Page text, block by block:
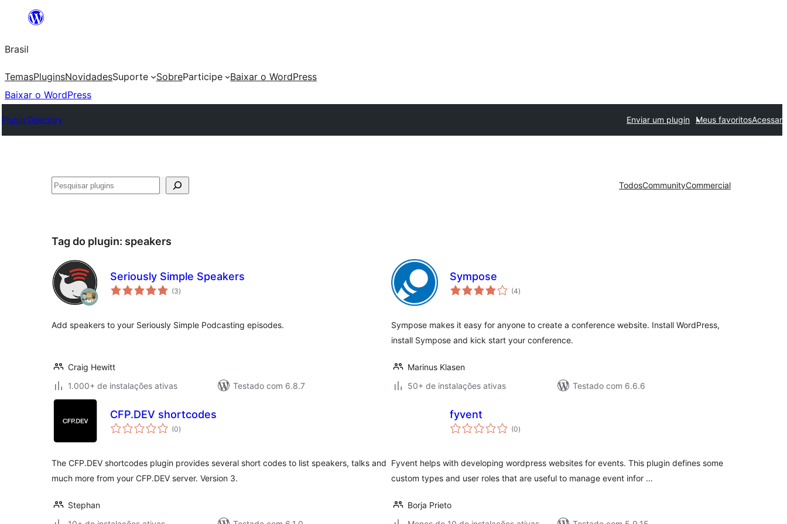
o
conteúdo
Brasil
TemasPluginsNovidadesSuporte SobreParticipe
Baixar o WordPress
Baixar o WordPress
Plugin Directory Enviar um plugin Meus favoritosAcessar
Pesquisar TodosCommunityCommercial
Tag do plugin: speakers
Seriously Simple Speakers
(3total
de
)
Add speakers to your Seriously Simple Podcasting episodes.
Craig Hewitt
1.000+ de instalações ativas
Testado com 6.8.7
Sympose
(4total
de
)
Sympose makes it easy for anyone to create a conference website. Install WordPress,
install Sympose and kick start your conference.
Marinus Klasen
50+ de instalações ativas
Testado com 6.6.6
CFP.DEV shortcodes
(0total
de
)
The CFP.DEV shortcodes plugin provides several short codes to list speakers, talks and
much more from your CFP.DEV server. Version 3.
Stephan
fyvent
(0total
de
)
Fyvent helps with developing wordpress websites for events. This plugin defines some
custom types and user roles that are useful to manage event infor …
Borja Prieto